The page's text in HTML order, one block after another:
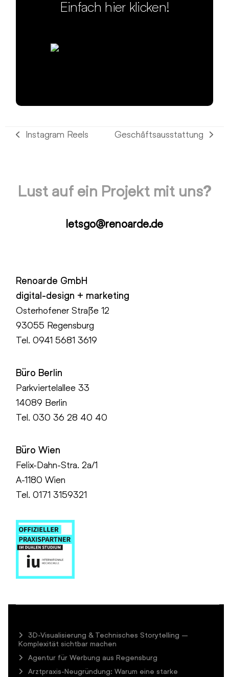
Einfach hier klicken!
vorheriger
Instagram Reels
Nächster
Geschäftsausstattung
Lust auf ein Projekt mit uns?
letsgo@renoarde.de
Renoarde GmbH
digital-design + marketing
Osterhofener Straße 12
93055 Regensburg
Tel.0941 5681 3619
Büro Berlin
Parkviertelallee 33
14089 Berlin
Tel.030 36 28 40 40
Büro Wien
Felix-Dahn-Stra. 2a/1
A-1180 Wien
Tel. 0171 3159321
3D-Visualisierung & Technisches Storytelling –
Komplexität sichtbar machen
Agentur für Werbung aus Regensburg
Arztpraxis-Neugründung: Warum eine starke